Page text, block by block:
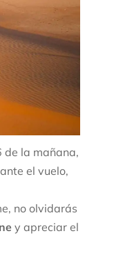
de la mañana,
el vuelo,
no olvidarás
y apreciar el